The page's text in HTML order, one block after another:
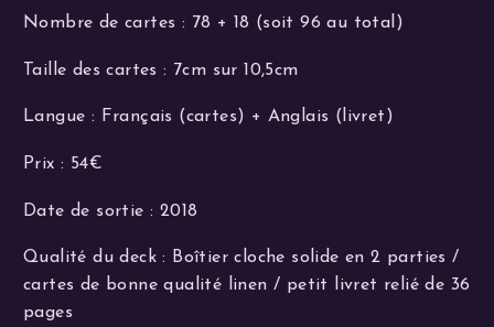
Nombre de cartes : 78 + 18 (soit 96 au total)
Taille des cartes : 7cm sur 10,5cm
Langue : Français (cartes) + Anglais (livret)
Prix : 54€
Date de sortie : 2018
Qualité du deck : Boîtier cloche solide en 2 parties /
cartes de bonne qualité linen / petit livret relié de 36
pages